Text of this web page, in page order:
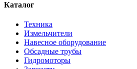
Каталог
Техника
Измельчители
Навесное оборудование
Обсадные трубы
Гидромоторы